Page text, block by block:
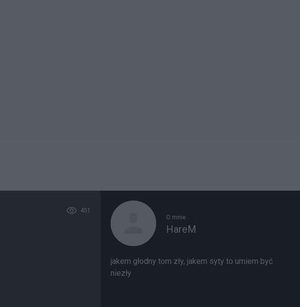
451
O mnie
HareM
jakem głodny tom zły, jakem syty to umiem być
niezły